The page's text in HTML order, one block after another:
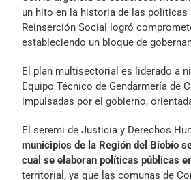
un hito en la historia de las
Reinserción Social logró
estableciendo un bloque de
El plan multisectorial es liderado a
Equipo Técnico de Gendarmería de
impulsadas por el gobierno,
El seremi de Justicia y Derechos
municipios de la Región del Biobío
cual se elaboran políticas públicas
territorial, ya que las comunas de